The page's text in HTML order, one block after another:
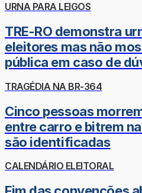
URNA PARA LEIGOS
TRE-RO demonstra
eleitores mas não
pública em caso de
TRAGÉDIA NA BR-364
Cinco pessoas
entre carro e bitrem
são identificadas
CALENDÁRIO ELEITORAL